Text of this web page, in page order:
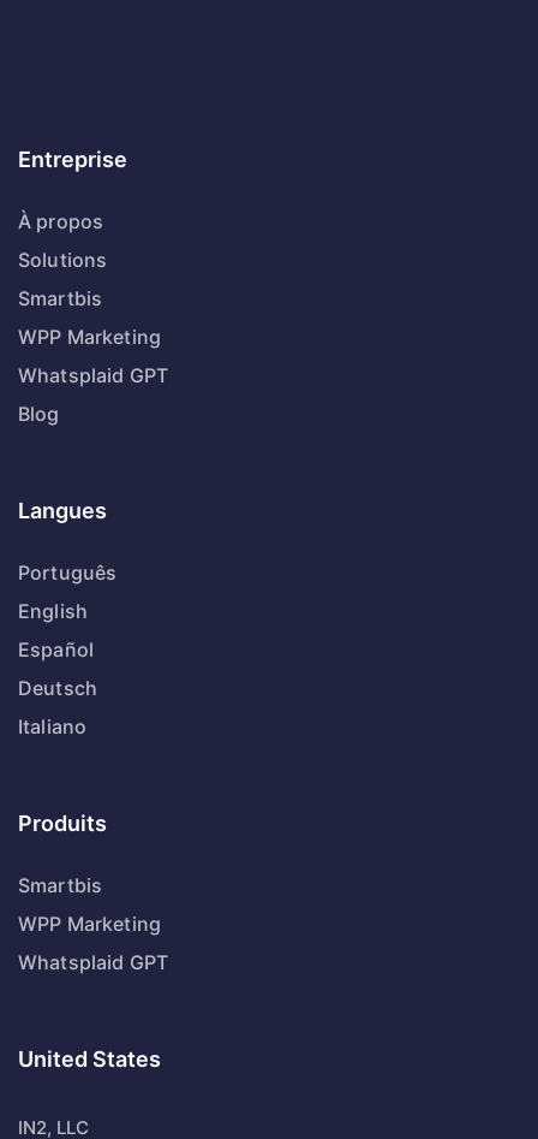
Entreprise
À propos
Solutions
Smartbis
WPP Marketing
Whatsplaid GPT
Blog
Langues
Português
English
Español
Deutsch
Italiano
Produits
Smartbis
WPP Marketing
Whatsplaid GPT
United States
IN2, LLC